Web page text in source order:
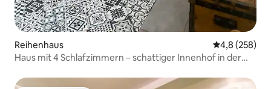
Reihenhaus
4,8 (258)
Haus mit 4 Schlafzimmern – schattiger Innenhof in der